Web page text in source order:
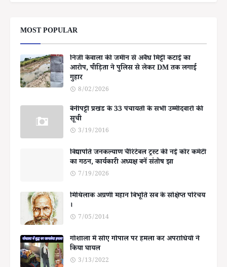
MOST POPULAR
निजी केवाला की जमीन से अवैध मिट्टी कटाई का
आरोप, पीड़िता ने पुलिस से लेकर DM तक लगाई
गुहार
8/02/2026
बेनीपट्टी प्रखंड के 33 पंचायतों के सभी उम्मीदवारों की
सूची
3/19/2016
विद्यापति जनकल्याण चैरिटेबल ट्रस्ट की नई कोर कमेटी
का गठन, कार्यकारी अध्यक्ष बनें संतोष झा
7/19/2026
मिथिलाक अग्रणी महान बिभूति सब के संक्षिप्त परिचय
।
7/05/2014
गोशाला में सोए गोपाल पर हमला कर अपराधियों ने
किया घायल
3/13/2022